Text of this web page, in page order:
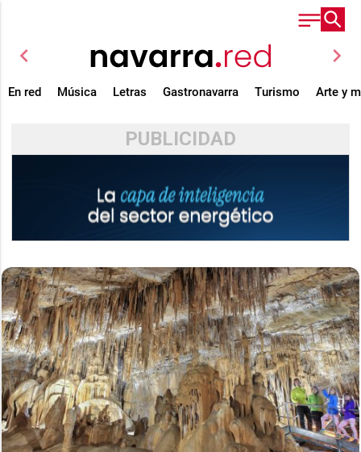
chevron_left chevron_right
En red Música Letras Gastronavarra Turismo Arte y
PUBLICIDAD